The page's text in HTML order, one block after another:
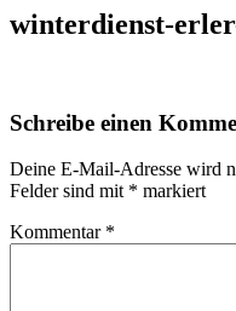
winterdienst-
Schreibe einen
Deine E-Mail-Adresse wird
Felder sind mit * markiert
Kommentar *